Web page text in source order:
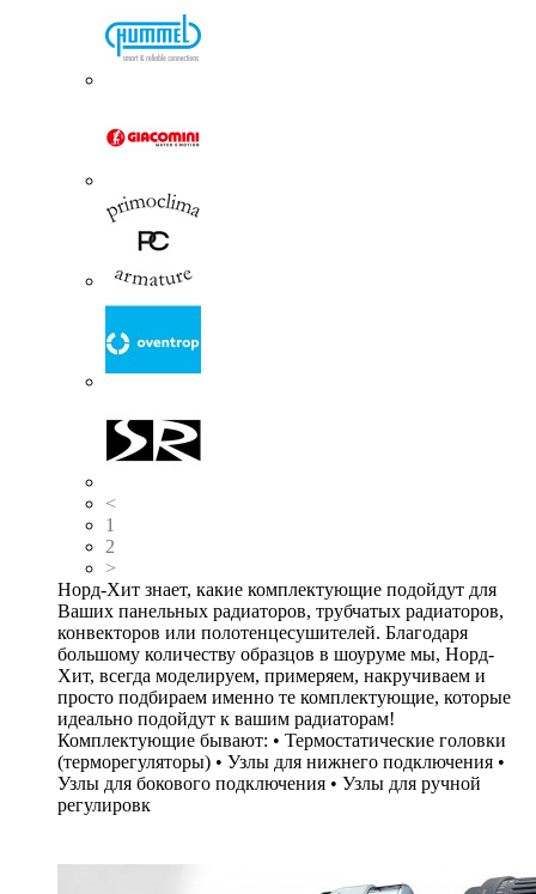
<
1
2
>
Норд-Хит знает, какие комплектующие подойдут для
Ваших панельных радиаторов, трубчатых радиаторов,
конвекторов или полотенцесушителей. Благодаря
большому количеству образцов в шоуруме мы, Норд-
Хит, всегда моделируем, примеряем, накручиваем и
просто подбираем именно те комплектующие, которые
идеально подойдут к вашим радиаторам!
Комплектующие бывают: • Термостатические головки
(терморегуляторы) • Узлы для нижнего подключения •
Узлы для бокового подключения • Узлы для ручной
регулировк